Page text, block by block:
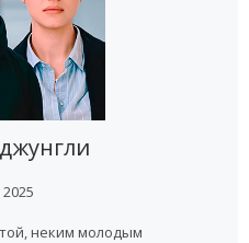
неким молодым